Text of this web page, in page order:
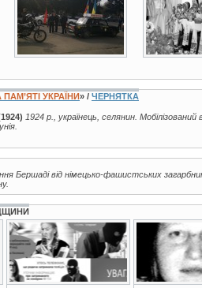
ПАМ’ЯТІ УКРАЇНИ» / ЧЕРНЯТКА
1924 р., українець, селянин.
Бершаді від німецько-фашистських